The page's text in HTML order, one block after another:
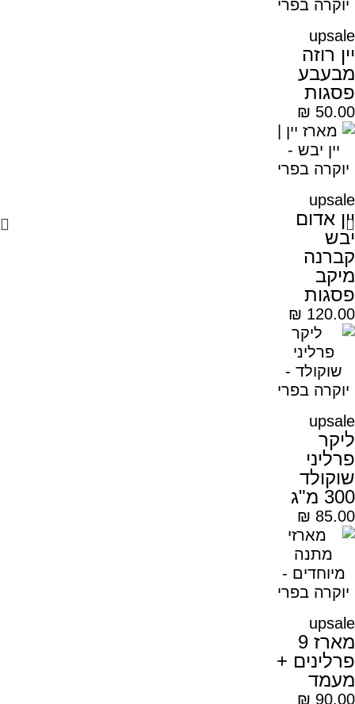
upsale
יין רוזה
מבעבע
פסגות
₪ 50.00
upsale
יין אדום
יבש
קברנה
מיקב
פסגות
₪ 120.00
upsale
ליקר
פרליני
שוקולד
300 מ"ג
₪ 85.00
upsale
מארז 9
פרלינים +
מעמד
₪ 90.00